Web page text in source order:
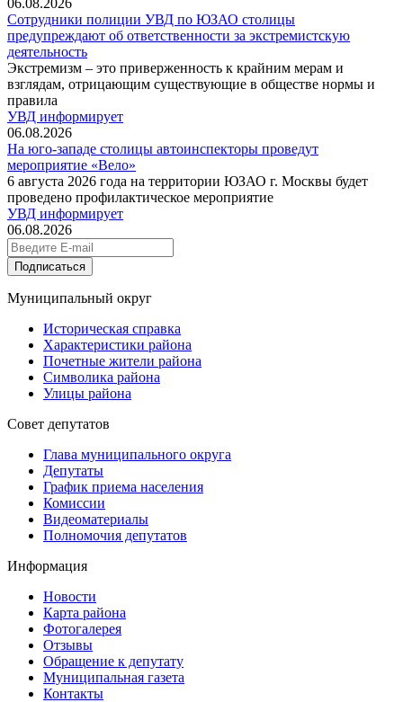
06.08.2026
Сотрудники полиции УВД по ЮЗАО столицы
предупреждают об ответственности за экстремистскую
деятельность
Экстремизм – это приверженность к крайним мерам и
взглядам, отрицающим существующие в обществе нормы и
правила
УВД информирует
06.08.2026
На юго-западе столицы автоинспекторы проведут
мероприятие «Вело»
6 августа 2026 года на территории ЮЗАО г. Москвы будет
проведено профилактическое мероприятие
УВД информирует
06.08.2026
Подписаться
Муниципальный округ
Историческая справка
Характеристики района
Почетные жители района
Символика района
Улицы района
Совет депутатов
Глава муниципального округа
Депутаты
График приема населения
Комиссии
Видеоматериалы
Полномочия депутатов
Информация
Новости
Карта района
Фотогалерея
Отзывы
Обращение к депутату
Муниципальная газета
Контакты